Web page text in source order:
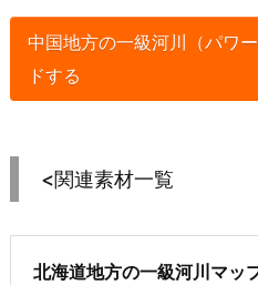
中国地方の一級河川（パワ
ドする
<関連素材一覧
北海道地方の一級河川マッ